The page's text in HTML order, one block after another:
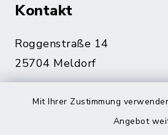
Mit Ihrer Zustimmung
Angebot
Kontakt
Roggenstraße 14
25704 Meldorf
04832 6065-215